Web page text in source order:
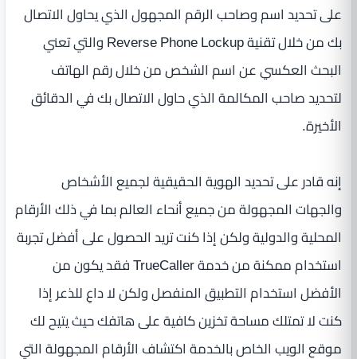
على تحديد اسم وصاحب الرقم المجهول الذي يحاول الاتصال
بك من خلال تقنية Reverse Phone Lockup والتي تعني
البحث العكسي عن اسم الشخص من خلال رقم الهاتف
لتحديد صاحب المكالمة الذي حاول الاتصال بك في الدقائق
الأخيرة.
إنه قادر على تحديد الهوية الحقيقية لجميع الأشخاص
والجهات المجهولة من جميع أنحاء العالم بما في ذلك الأرقام
المحلية والدولية ولكن إذا كنت تريد الحصول على أفضل تجربة
استخدام ممكنة من خدمة TrueCaller فقد يكون من
الأفضل استخدام التطبيق المنفصل ولكن لا داعِ للذعر إذا
كنت لا تمتلك مساحة تخزين كافية على هاتفك حيث يتيح لك
موقع الويب الخاص بالخدمة اكتشاف الأرقام المجهولة التي